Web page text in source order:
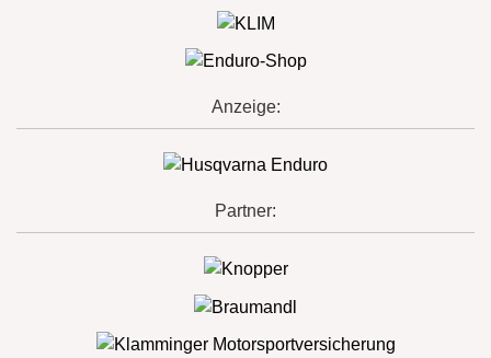
Anzeige:
Partner: